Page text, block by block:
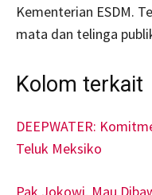
Kementerian ESDM.
mata dan telinga
Kolom terkait
DEEPWATER:
Teluk Meksiko